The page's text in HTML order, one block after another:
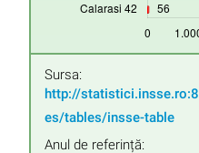
Sursa:
http://
es/tables/insse-table
Anul de referință: